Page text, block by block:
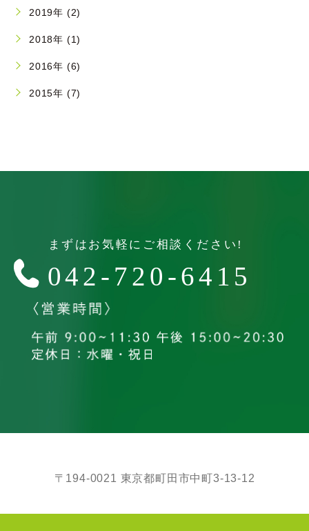
2019年 (2)
2018年 (1)
2016年 (6)
2015年 (7)
〒194-0021 東京都町田市中町3-13-12